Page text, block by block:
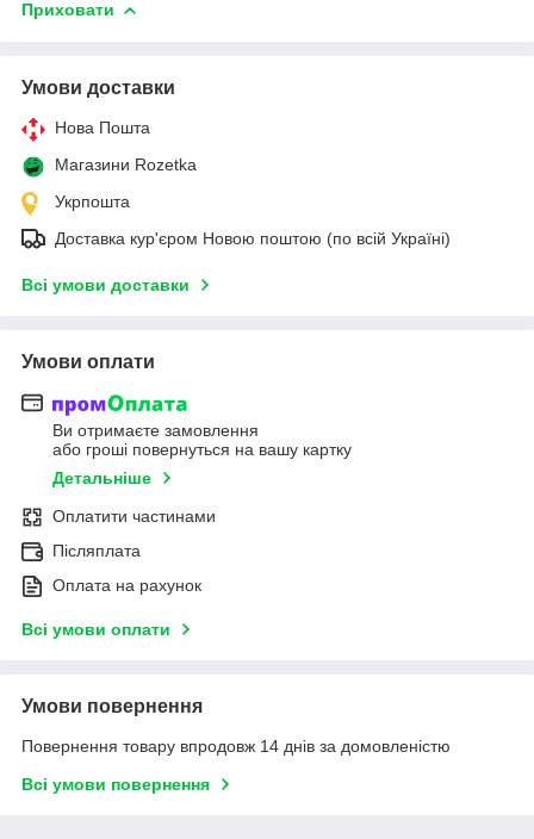
Приховати
Умови доставки
Нова Пошта
Магазини Rozetka
Укрпошта
Доставка кур'єром Новою поштою (по всій Україні)
Всі умови доставки
Умови оплати
Ви отримаєте замовлення
або гроші повернуться на вашу картку
Детальніше
Оплатити частинами
Післяплата
Оплата на рахунок
Всі умови оплати
Умови повернення
Повернення товару впродовж 14 днів за домовленістю
Всі умови повернення